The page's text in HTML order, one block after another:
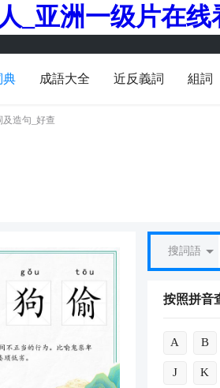
_亚洲一级片在线
典 成語大全 近反義詞 組詞
造句_好查
搜詞語
按照拼音
A B
J K